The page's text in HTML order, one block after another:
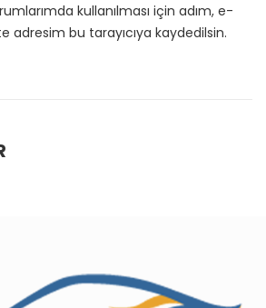
kullanılması için adım, e-
adresim bu tarayıcıya kaydedilsin.